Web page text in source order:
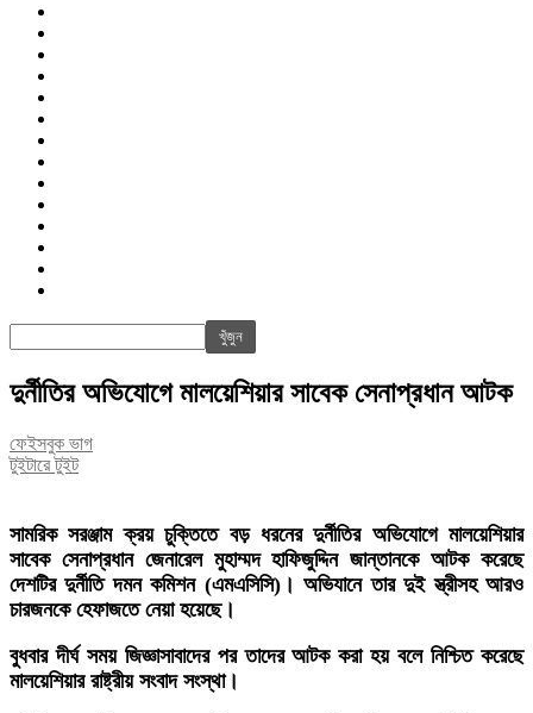
দুর্নীতির অভিযোগে মালয়েশিয়ার সাবেক সেনাপ্রধান আটক
ফেইসবুক ভাগ
টুইটারে টুইট
সামরিক সরঞ্জাম ক্রয় চুক্তিতে বড় ধরনের দুর্নীতির অভিযোগে মালয়েশিয়ার
সাবেক সেনাপ্রধান জেনারেল মুহাম্মদ হাফিজুদ্দিন জান্তানকে আটক করেছে
দেশটির দুর্নীতি দমন কমিশন (এমএসিসি)। অভিযানে তার দুই স্ত্রীসহ আরও
চারজনকে হেফাজতে নেয়া হয়েছে।
বুধবার দীর্ঘ সময় জিজ্ঞাসাবাদের পর তাদের আটক করা হয় বলে নিশ্চিত করেছে
মালয়েশিয়ার রাষ্ট্রীয় সংবাদ সংস্থা।